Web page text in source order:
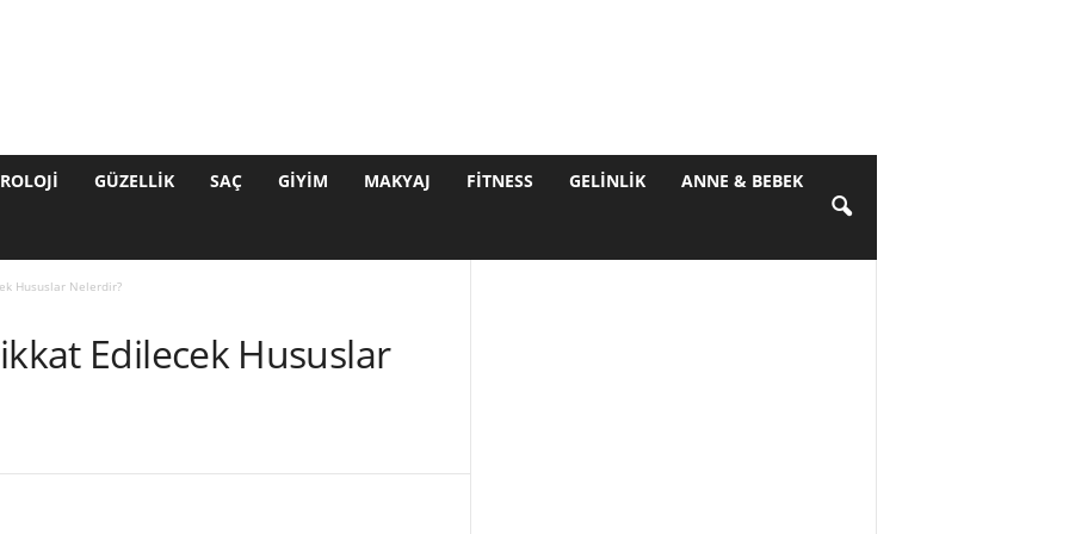
GÜZELLIK SAÇ GIYIM MAKYAJ FITNESS GELINLIK ANNE & BEBEK
Hususlar Nelerdir?
Edilecek Hususlar